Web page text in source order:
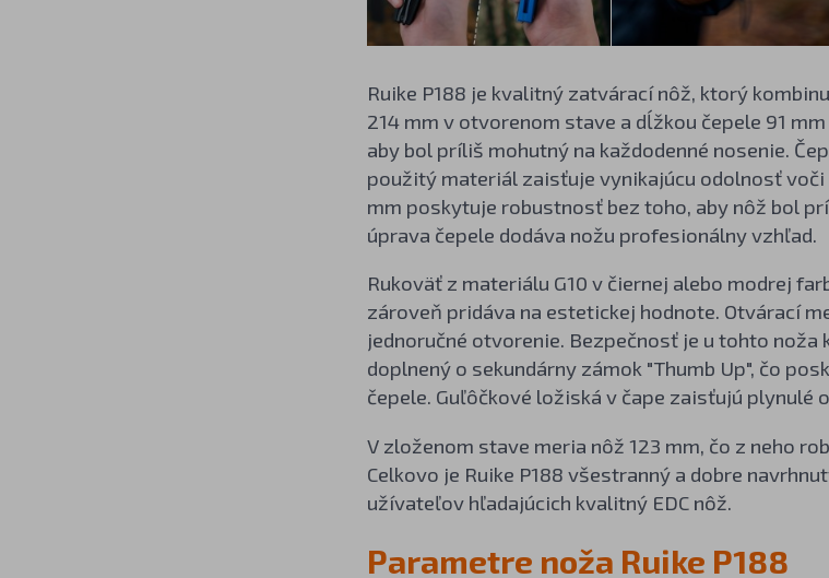
Ruike P188 je kvalitný zatvárací nôž, ktorý
214 mm v otvorenom stave a dĺžkou čepele 91
aby bol príliš mohutný na každodenné nosenie.
použitý materiál zaisťuje vynikajúcu odolnosť
mm poskytuje robustnosť bez toho, aby nôž bol
úprava čepele dodáva nožu profesionálny vzhľad.
Rukoväť z materiálu G10 v čiernej alebo modrej
zároveň pridáva na estetickej hodnote. Otvárací
jednoručné otvorenie. Bezpečnosť je u tohto
doplnený o sekundárny zámok "Thumb Up", čo
čepele. Guľôčkové ložiská v čape zaisťujú plynulé
V zloženom stave meria nôž 123 mm, čo z neho
Celkovo je Ruike P188 všestranný a dobre
užívateľov hľadajúcich kvalitný EDC nôž.
Parametre noža Ruike P188